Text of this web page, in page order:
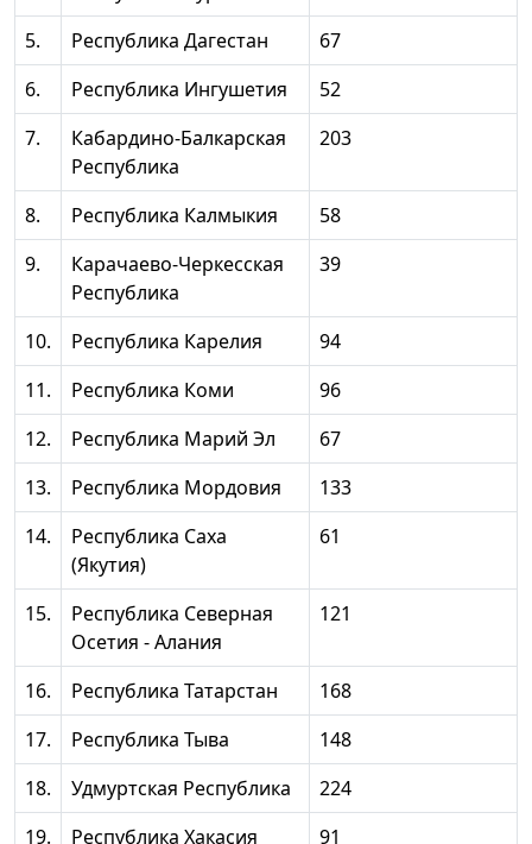
5.
Республика Дагестан
67
6.
Республика Ингушетия
52
7.
Кабардино-Балкарская
Республика
203
8. Республика Калмыкия
58
9.
Карачаево-Черкесская
Республика
39
10. Республика Карелия
94
11.
Республика Коми
96
12.
Республика Марий Эл
67
13.
Республика Мордовия
133
14.
Республика Саха
(Якутия)
61
15.
Республика Северная
Осетия - Алания
121
16. Республика Татарстан
168
17.
Республика Тыва
148
18.
Удмуртская Республика
224
19.
Республика Хакасия 91